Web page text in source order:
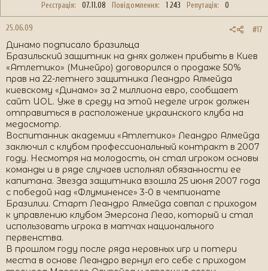
Реєстрація 07.11.08 Повідомлення 1 243 Репутація 0
25.06.09 #17
Динамо подписало бразильца
Бразильский защитник на днях должен прибыть в Киев
«Атлетико» (Минейро) договорился о продаже 50%
прав на 22-летнего защитника Леандро Алмейда
киевскому «Динамо» за 2 миллиона евро, сообщает
сайт UOL. Уже в среду на этой неделе игрок должен
отправиться в расположение украинского клуба на
медосмотр.
Воспитанник академии «Атлетико» Леандро Алмейда
заключил с клубом профессиональный контракт в 2007
году. Несмотря на молодость, он стал игроком основы
команды и в ряде случаев исполнял обязанности ее
капитана. Звезда защитника взошла 25 июня 2007 года
с победой над «Флуминенсе» 3-0 в чемпионате
Бразилии. Старт Леандро Алмейда совпал с приходом
к управлению клубом Эмерсона Леао, который и стал
использовать игрока в матчах национального
первенства.
В прошлом году после ряда неровных игр и потери
места в основе Леандро вернул его себе с приходом